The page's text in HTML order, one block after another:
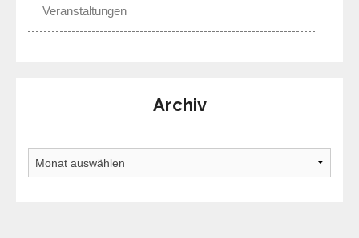
Veranstaltungen
Archiv